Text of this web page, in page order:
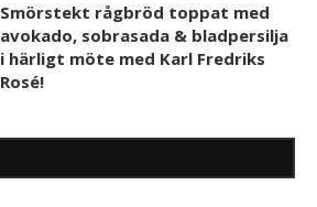
Smörstekt rågbröd toppat med
avokado, sobrasada & bladpersilja
i härligt möte med Karl Fredriks
Rosé!